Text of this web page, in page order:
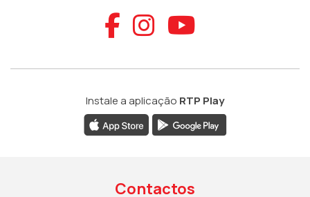
Aceder ao
Aceder ao
Aceder
Instale a aplicação RTP Play
Contactos